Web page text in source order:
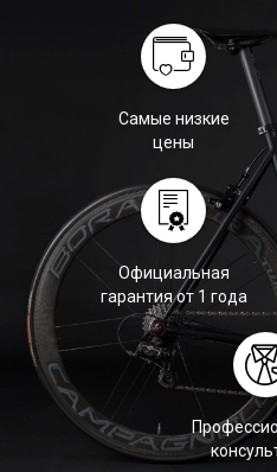
Самые низкие
цены
Официальная
гарантия от 1 года